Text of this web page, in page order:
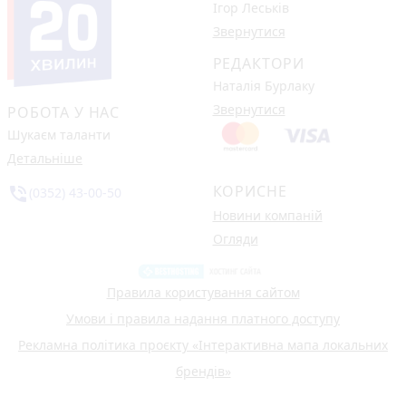
РОБОТА У НАС
Шукаєм таланти
Детальніше
Ігор Леськів
Звернутися
РЕДАКТОРИ
Наталія Бурлаку
Звернутися
КОРИСНЕ
Новини компаній
Огляди
Правила користування сайтом
Умови і правила надання платного доступу
Рекламна політика проєкту «Інтерактивна мапа локальних
брендів»